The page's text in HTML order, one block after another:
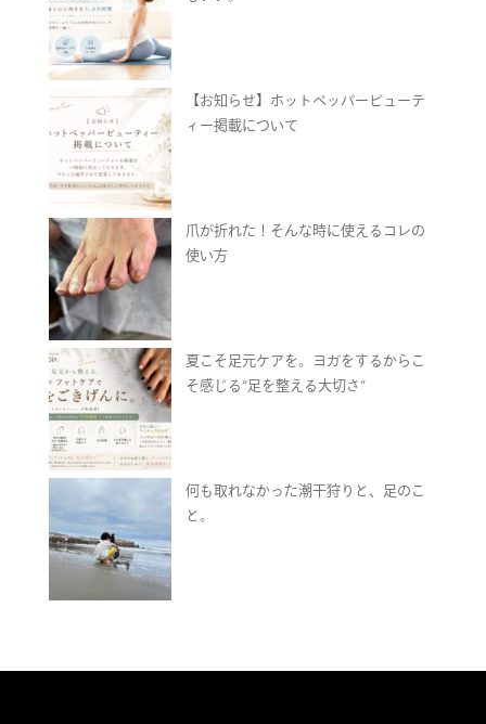
【お知らせ】ホットペッパービューテ
ィー掲載について
爪が折れた！そんな時に使えるコレの
使い方
夏こそ足元ケアを。ヨガをするからこ
そ感じる“足を整える大切さ”
何も取れなかった潮干狩りと、足のこ
と。